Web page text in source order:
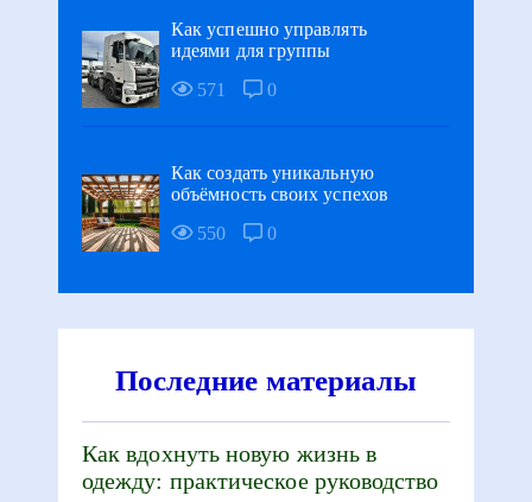
Как успешно управлять
идеями для группы
571
0
Как создать уникальную
объёмность своих успехов
550
0
Последние материалы
Как вдохнуть новую жизнь в
одежду: практическое руководство